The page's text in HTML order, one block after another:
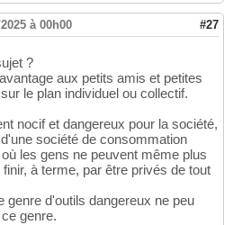
à 00h00 #27
?
aux petits amis et petites
le plan individuel ou collectif.
nocif et dangereux pour la société,
société de consommation
les gens ne peuvent même plus
à terme, par être privés de tout
genre d'outils dangereux ne peu
genre.